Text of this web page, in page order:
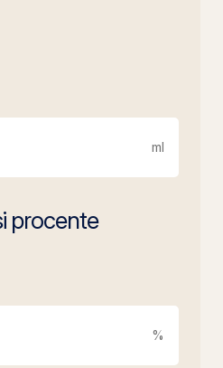
ml
procente
%